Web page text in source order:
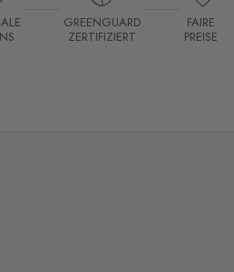
GREENGUARD
ZERTIFIZIERT
FAIRE
PREISE